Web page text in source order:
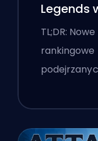
Legends
flagi
TL;DR:
rankingowe